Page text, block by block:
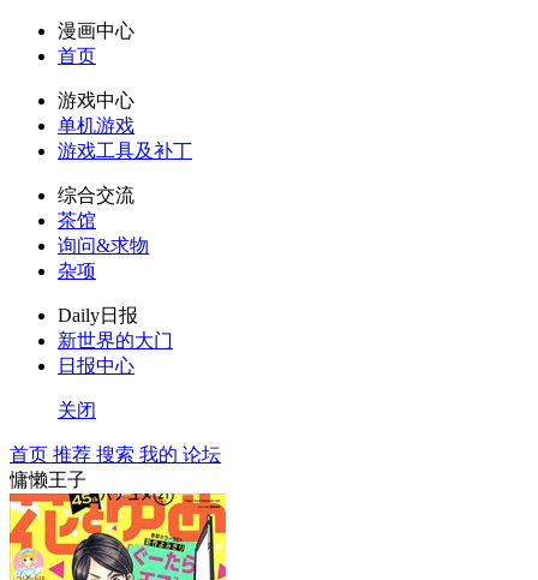
漫画中心
首页
游戏中心
单机游戏
游戏工具及补丁
综合交流
茶馆
询问&求物
杂项
Daily日报
新世界的大门
日报中心
关闭
首页 推荐 搜索 我的 论坛
慵懒王子